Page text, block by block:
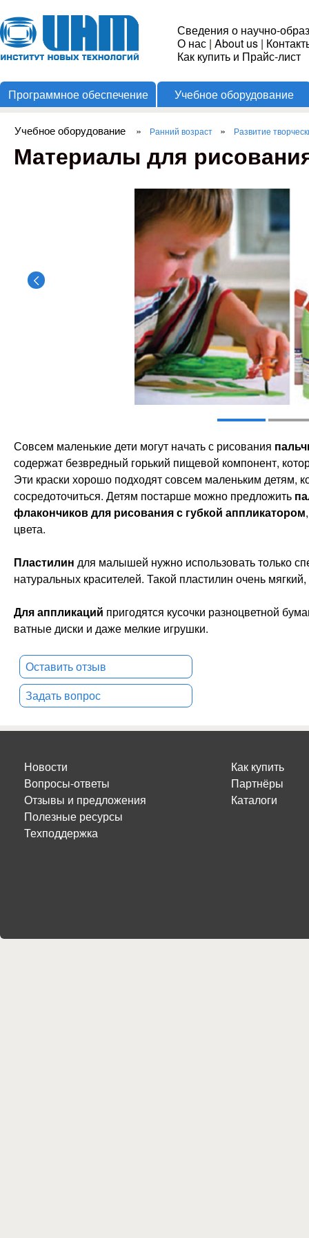
Институт
Новых
Технологий
Сведения о научно-
О нас | About us |
Как купить и Прайс-лист
Программное обеспечение Учебное оборудование
Вы здесь
Учебное оборудование » Ранний возраст » Развитие
Материалы для
Совсем маленькие дети могут начать с рисования
содержат безвредный горький пищевой компонент,
Эти краски хорошо подходят совсем маленьким детям,
сосредоточиться. Детям постарше можно предложить
флакончиков для рисования с губкой аппликатором
цвета.
Пластилин для малышей нужно использовать только
натуральных красителей. Такой пластилин очень
Для аппликаций пригодятся кусочки разноцветной
ватные диски и даже мелкие игрушки.
Оставить отзыв
Задать вопрос
Новости
Вопросы-ответы
Отзывы и предложения
Полезные ресурсы
Техподдержка
Как купить
Партнёры
Каталоги